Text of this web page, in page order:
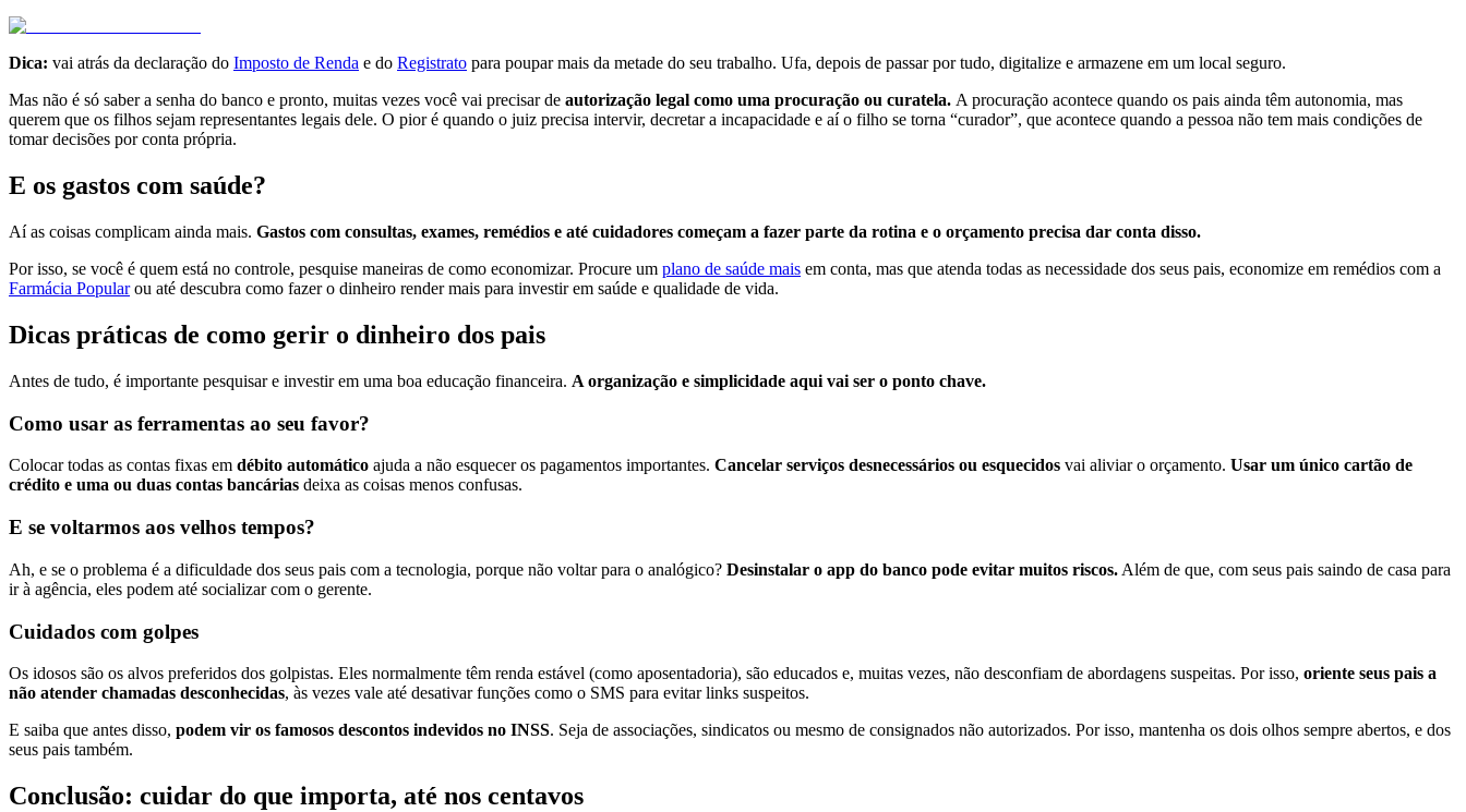
Dica: vai atrás da declaração do Imposto de Renda e do Registrato para poupar mais da metade do seu trabalho. Ufa, depois de passar por tudo, digitalize e armazene em um local seguro.
Mas não é só saber a senha do banco e pronto, muitas vezes você vai precisar de autorização legal como uma procuração ou curatela. A procuração acontece quando os pais ainda têm autonomia, mas
querem que os filhos sejam representantes legais dele. O pior é quando o juiz precisa intervir, decretar a incapacidade e aí o filho se torna “curador”, que acontece quando a pessoa não tem mais condições de
tomar decisões por conta própria.
E os gastos com saúde?
Aí as coisas complicam ainda mais. Gastos com consultas, exames, remédios e até cuidadores começam a fazer parte da rotina e o orçamento precisa dar conta disso.
Por isso, se você é quem está no controle, pesquise maneiras de como economizar. Procure um plano de saúde mais em conta, mas que atenda todas as necessidade dos seus pais, economize em remédios com a
Farmácia Popularou até descubra como fazer o dinheiro render mais para investir em saúde e qualidade de vida.
Dicas práticas de como gerir o dinheiro dos pais
Antes de tudo, é importante pesquisar e investir em uma boa educação financeira. A organização e simplicidade aqui vai ser o ponto chave.
Como usar as ferramentas ao seu favor?
Colocar todas as contas fixas em débito automático ajuda a não esquecer os pagamentos importantes. Cancelar serviços desnecessários ou esquecidos vai aliviar o orçamento. Usar um único cartão de
crédito e uma ou duas contas bancárias deixa as coisas menos confusas.
E se voltarmos aos velhos tempos?
Ah, e se o problema é a dificuldade dos seus pais com a tecnologia, porque não voltar para o analógico? Desinstalar o app do banco pode evitar muitos riscos. Além de que, com seus pais saindo de casa para
ir à agência, eles podem até socializar com o gerente.
Cuidados com golpes
Os idosos são os alvos preferidos dos golpistas. Eles normalmente têm renda estável (como aposentadoria), são educados e, muitas vezes, não desconfiam de abordagens suspeitas. Por isso, oriente seus pais a
não atender chamadas desconhecidas, às vezes vale até desativar funções como o SMS para evitar links suspeitos.
E saiba que antes disso, podem vir os famosos descontos indevidos no INSS. Seja de associações, sindicatos ou mesmo de consignados não autorizados. Por isso, mantenha os dois olhos sempre abertos, e dos
seus pais também.
Conclusão: cuidar do que importa, até nos centavos